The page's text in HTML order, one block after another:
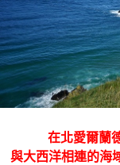
在北愛爾蘭
與大西洋相連的海